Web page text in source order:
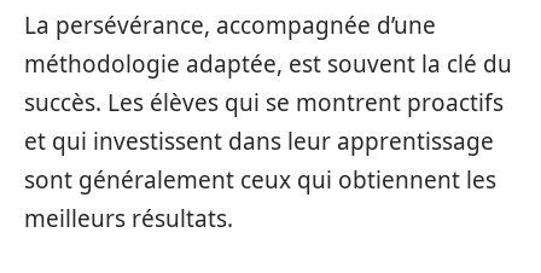
La persévérance, accompagnée d’une
méthodologie adaptée, est souvent la clé du
succès. Les élèves qui se montrent proactifs
et qui investissent dans leur apprentissage
sont généralement ceux qui obtiennent les
meilleurs résultats.